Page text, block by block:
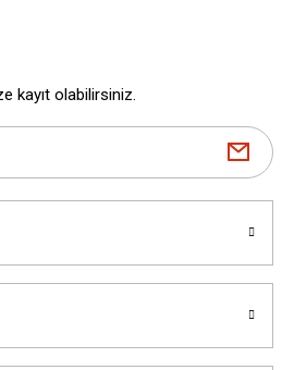
olmalı.
kayıt olabilirsiniz.